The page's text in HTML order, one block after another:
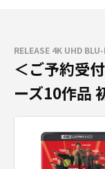
RELEASE 4K UHD
＜ご予約受
ーズ10作品